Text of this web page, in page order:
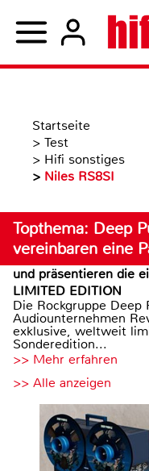
Startseite
> Test
> Hifi sonstiges
> Niles RS8SI
Topthema: Deep
vereinbaren eine
und präsentieren die
LIMITED EDITION
Die Rockgruppe Deep
Audiounternehmen
exklusive, weltweit
Sonderedition...
>> Mehr erfahren
>> Alle anzeigen